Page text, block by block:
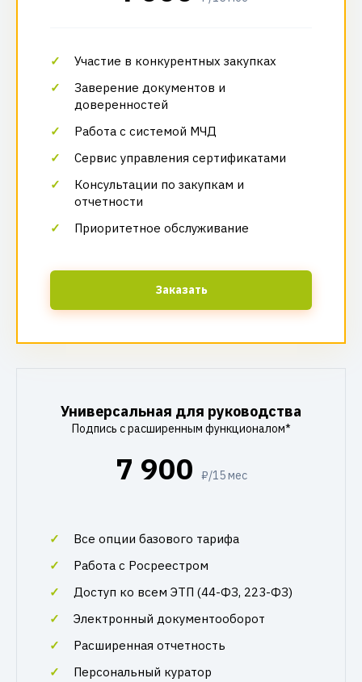
Участие в конкурентных закупках
Заверение документов и
доверенностей
Работа с системой МЧД
Сервис управления сертификатами
Консультации по закупкам и
отчетности
Приоритетное обслуживание
Заказать
Универсальная для руководства
Подпись с расширенным функционалом*
7 900 ₽/15 мес
Все опции базового тарифа
Работа с Росреестром
Доступ ко всем ЭТП (44-ФЗ, 223-ФЗ)
Электронный документооборот
Расширенная отчетность
Персональный куратор